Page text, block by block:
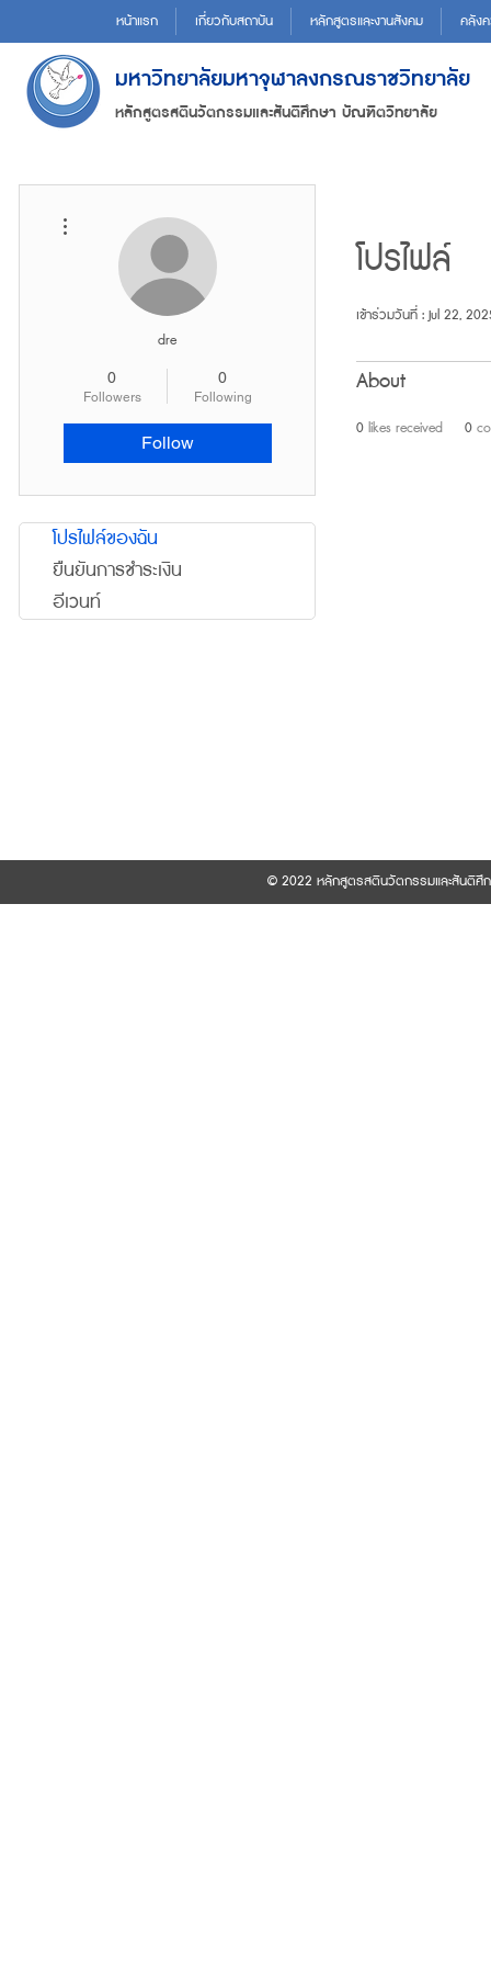
หน้าแรก เกี่ยวกับสถาบัน หลักสูตรและงานสังคม คลัง
มหาวิทยาลัยมหาจุฬาลงกรณราชวิทยาลัย
หลักสูตรสตินวัตกรรมและสันติศึกษา บัณฑิตวิทยาลัย
โปรไฟล์
เข้าร่วมวันที่ : Jul 22,
About
0 likes received 0
dre
0
Followers
0
Following
Follow
โปรไฟล์ของฉัน
ยืนยันการชำระเงิน
อีเวนท์
© 2022 หลักสูตรสตินวัตกรรมและสันติศึ